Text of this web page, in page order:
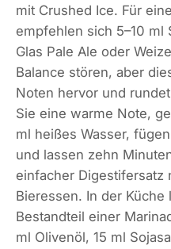
mit Crushed Ice. Für
empfehlen sich 5–10
Glas Pale Ale oder
Balance stören, aber
Noten hervor und
Sie eine warme Note,
ml heißes Wasser,
und lassen zehn
einfacher Digestifersatz
Bieressen. In der Küche
Bestandteil einer
ml Olivenöl, 15 ml